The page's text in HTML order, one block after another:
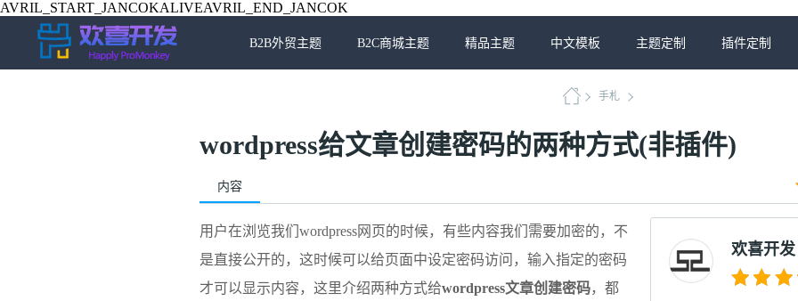
AVRIL_START_JANCOKALIVEAVRIL_END_JANCOK
B2B外贸主题 B2C商城主题 精品主题 中文模板 主题定制 插件定制
手札
wordpress给文章创建密码的两种方式(非插件)
内容
用户在浏览我们wordpress网页的时候，有些内容我们需要加密的，不
是直接公开的，这时候可以给页面中设定密码访问，输入指定的密码
才可以显示内容，这里介绍两种方式给wordpress文章创建密码，都
欢喜开发